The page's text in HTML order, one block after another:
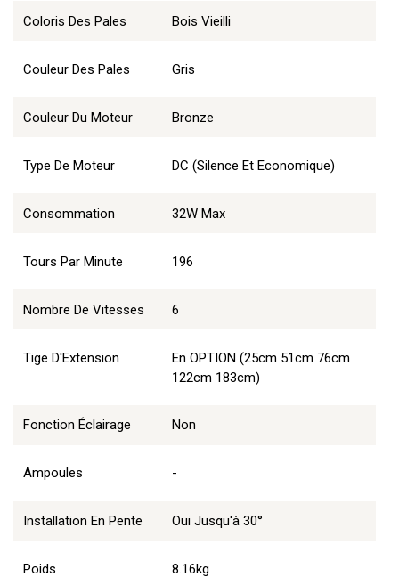
Coloris Des Pales Bois Vieilli
Couleur Des Pales Gris
Couleur Du Moteur Bronze
Type De Moteur DC (Silence Et Economique)
Consommation 32W Max
Tours Par Minute 196
Nombre De Vitesses 6
Tige D'Extension
En OPTION (25cm 51cm 76cm
122cm 183cm)
Fonction Éclairage Non
Ampoules -
Installation En Pente Oui Jusqu'à 30°
Poids 8.16kg